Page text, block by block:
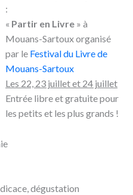
:
« Partir en Livre » à
Mouans-Sartoux organisé
par le Festival du Livre de
Mouans-Sartoux
Les 22, 23 juillet et 24 juillet
Entrée libre et gratuite pour
les petits et les plus grands !
dégustation